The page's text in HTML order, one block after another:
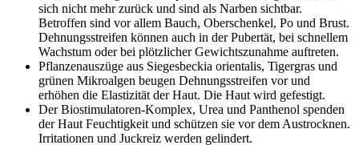
sich nicht mehr zurück und sind als Narben sichtbar.
Betroffen sind vor allem Bauch, Oberschenkel, Po und Brust.
Dehnungsstreifen können auch in der Pubertät, bei schnellem
Wachstum oder bei plötzlicher Gewichtszunahme auftreten.
Pflanzenauszüge aus Siegesbeckia orientalis, Tigergras und
grünen Mikroalgen beugen Dehnungsstreifen vor und
erhöhen die Elastizität der Haut. Die Haut wird gefestigt.
Der Biostimulatoren-Komplex, Urea und Panthenol spenden
der Haut Feuchtigkeit und schützen sie vor dem Austrocknen.
Irritationen und Juckreiz werden gelindert.